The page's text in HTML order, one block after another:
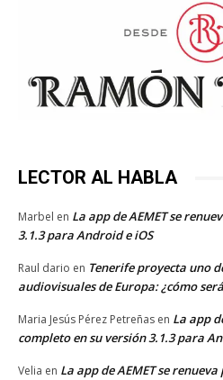
LECTOR AL HABLA
Marbel en La app de AEMET se
3.1.3 para Android e iOS
Raul dario en Tenerife proyecta uno
audiovisuales de Europa: ¿cómo
Maria Jesús Pérez Petreñas en La app
completo en su versión 3.1.3 para
Velia en La app de AEMET se